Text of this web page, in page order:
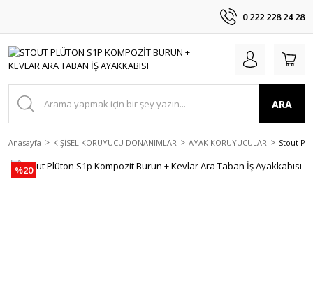
0 222 228 24 28
ARA
Anasayfa KİŞİSEL KORUYUCU DONANIMLAR AYAK KORUYUCULAR Stout
%20